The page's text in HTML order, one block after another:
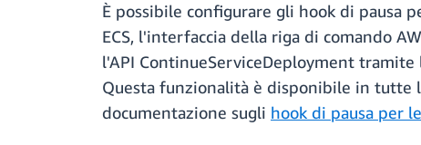
È possibile configurare gli hook di pausa
ECS, l'interfaccia della riga di comando
l'API ContinueServiceDeployment tramite
Questa funzionalità è disponibile in tutte
documentazione sugli hook di pausa per